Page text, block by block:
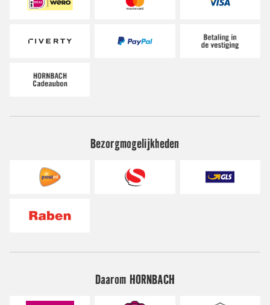
Bezorgmogelijkheden
Daarom HORNBACH